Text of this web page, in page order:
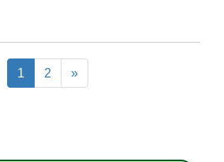
1 2 »